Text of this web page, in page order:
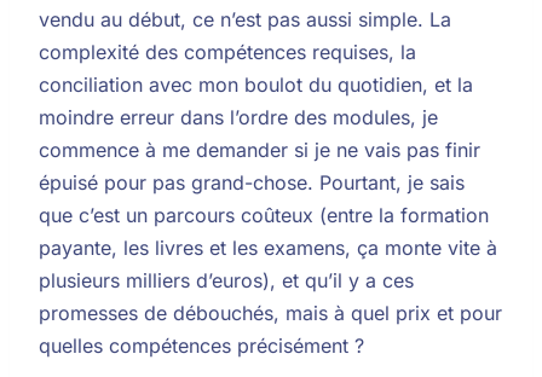
vendu au début, ce n’est pas aussi simple. La
complexité des compétences requises, la
conciliation avec mon boulot du quotidien, et la
moindre erreur dans l’ordre des modules, je
commence à me demander si je ne vais pas finir
épuisé pour pas grand-chose. Pourtant, je sais
que c’est un parcours coûteux (entre la formation
payante, les livres et les examens, ça monte vite à
plusieurs milliers d’euros), et qu’il y a ces
promesses de débouchés, mais à quel prix et pour
quelles compétences précisément ?